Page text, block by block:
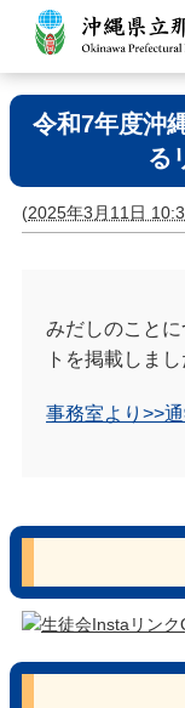
令和7年度沖
る
(2025年3月11日
みだしのこと
トを掲載しま
事務室より>>